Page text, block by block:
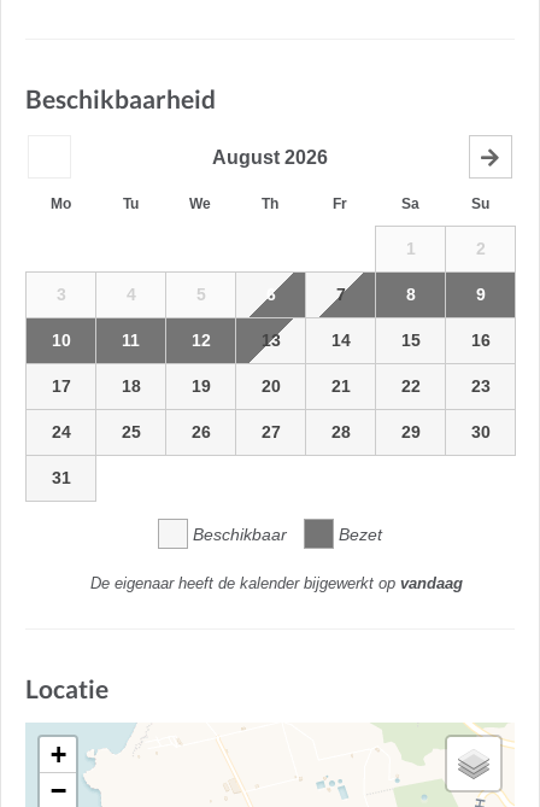
Beschikbaarheid
August 2026
Mo Tu We Th Fr Sa Su
1 2
3 4 5 6 7 8 9
10 11 12 13 14 15 16
17 18 19 20 21 22 23
24 25 26 27 28 29 30
31
Beschikbaar Bezet
De eigenaar heeft de kalender bijgewerkt op vandaag
Locatie
+
−